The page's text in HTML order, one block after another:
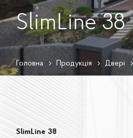
SlimLine 38
Головна Продукція Двері
SlimLine 38